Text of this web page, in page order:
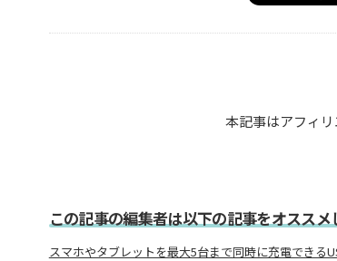
本記事はアフィ
この記事の編集者は以下の記事をオススメ
スマホやタブレットを最大5台まで同時に充電できる